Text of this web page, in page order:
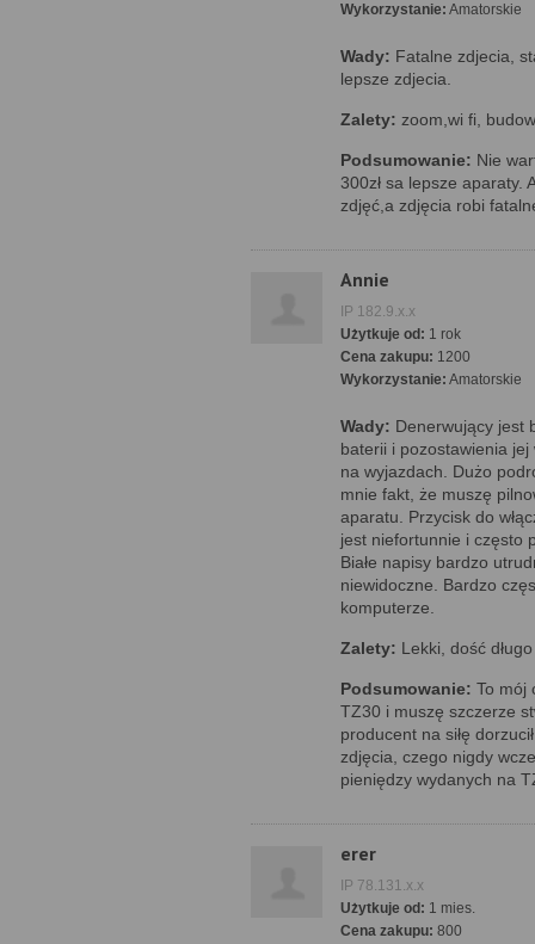
Wykorzystanie: Amatorskie
Wady: Fatalne zdjecia,
lepsze zdjecia.
Zalety: zoom,wi fi,
Podsumowanie: Nie
300zł sa lepsze aparaty.
zdjęć,a zdjęcia robi
Annie
IP 182.9.x.x
Użytkuje od: 1 rok
Cena zakupu: 1200
Wykorzystanie: Amatorskie
Wady: Denerwujący jest
baterii i pozostawienia jej
na wyjazdach. Dużo
mnie fakt, że muszę
aparatu. Przycisk do
jest niefortunnie i często
Białe napisy bardzo
niewidoczne. Bardzo
komputerze.
Zalety: Lekki, dość
Podsumowanie: To mój
TZ30 i muszę szczerze
producent na siłę
zdjęcia, czego nigdy
pieniędzy wydanych na
erer
IP 78.131.x.x
Użytkuje od: 1 mies.
Cena zakupu: 800